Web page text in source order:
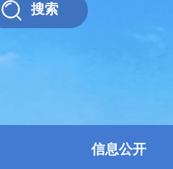
搜索
信息公开